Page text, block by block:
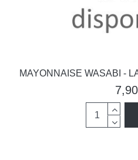
MAYONNAISE WASABI -